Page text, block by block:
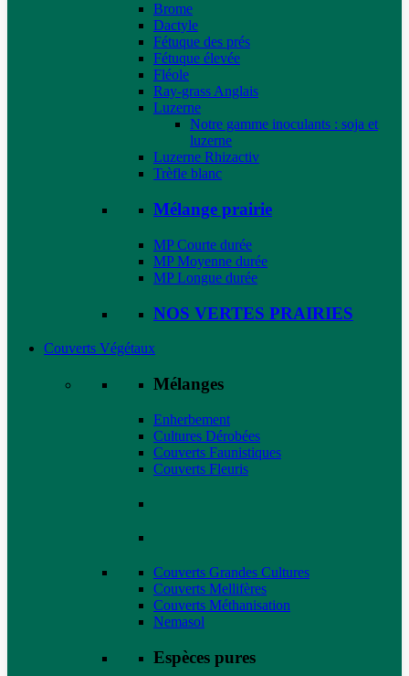
Brome
Dactyle
Fétuque des prés
Fétuque élevée
Fléole
Ray-grass Anglais
Luzerne
Notre gamme inoculants : soja et
luzerne
Luzerne Rhizactiv
Trèfle blanc
Mélange prairie
MP Courte durée
MP Moyenne durée
MP Longue durée
NOS VERTES PRAIRIES
Couverts Végétaux
Mélanges
Enherbement
Cultures Dérobées
Couverts Faunistiques
Couverts Fleuris
Couverts Grandes Cultures
Couverts Mellifères
Couverts Méthanisation
Nemasol
Espèces pures